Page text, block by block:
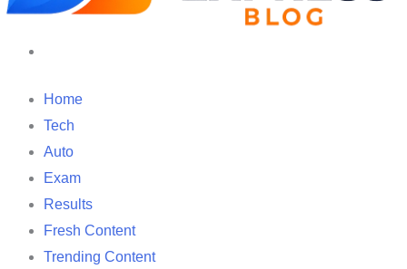
Home
Tech
Auto
Exam
Results
Fresh Content
Trending Content